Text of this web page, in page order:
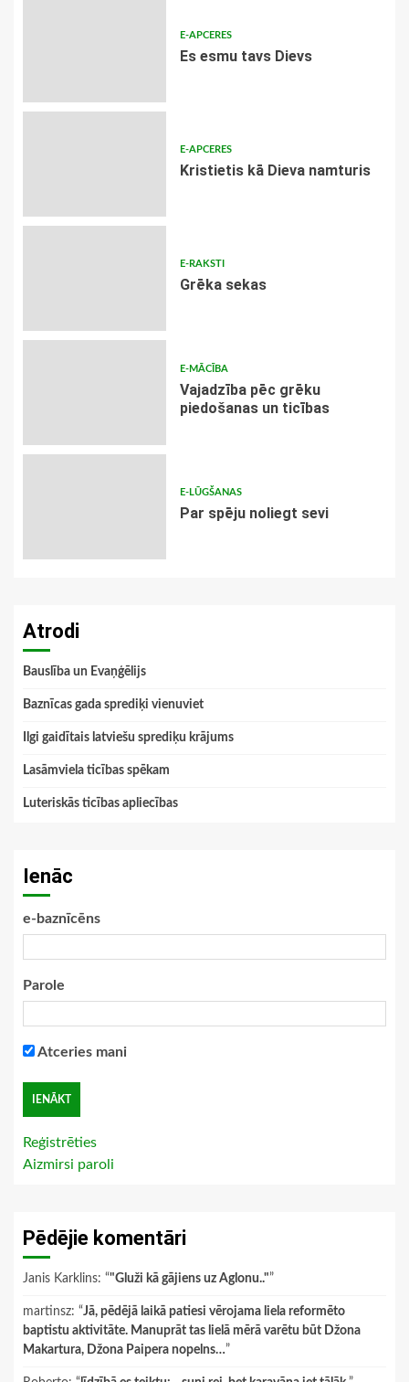
E-APCERES
Es esmu tavs Dievs
E-APCERES
Kristietis kā Dieva namturis
E-RAKSTI
Grēka sekas
E-MĀCĪBA
Vajadzība pēc grēku
piedošanas un ticības
E-LŪGŠANAS
Par spēju noliegt sevi
Atrodi
Bauslība un Evaņģēlijs
Baznīcas gada sprediķi vienuviet
Ilgi gaidītais latviešu sprediķu krājums
Lasāmviela ticības spēkam
Luteriskās ticības apliecības
Ienāc
e-baznīcēns
Parole
Atceries mani
Reģistrēties
Aizmirsi paroli
Pēdējie komentāri
Janis Karklins: “"Gluži kā gājiens uz Aglonu.."”
martinsz: “Jā, pēdējā laikā patiesi vērojama liela reformēto
baptistu aktivitāte. Manuprāt tas lielā mērā varētu būt Džona
Makartura, Džona Paipera nopelns…”